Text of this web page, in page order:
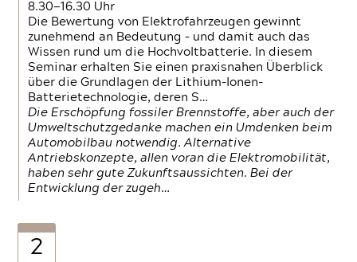
8.30—16.30 Uhr
Die Bewertung von Elektrofahrzeugen gewinnt
zunehmend an Bedeutung – und damit auch das
Wissen rund um die Hochvoltbatterie. In diesem
Seminar erhalten Sie einen praxisnahen Überblick
über die Grundlagen der Lithium-Ionen-
Batterietechnologie, deren S…
Die Erschöpfung fossiler Brennstoffe, aber auch der
Umweltschutzgedanke machen ein Umdenken beim
Automobilbau notwendig. Alternative
Antriebskonzepte, allen voran die Elektromobilität,
haben sehr gute Zukunftsaussichten. Bei der
Entwicklung der zugeh…
2